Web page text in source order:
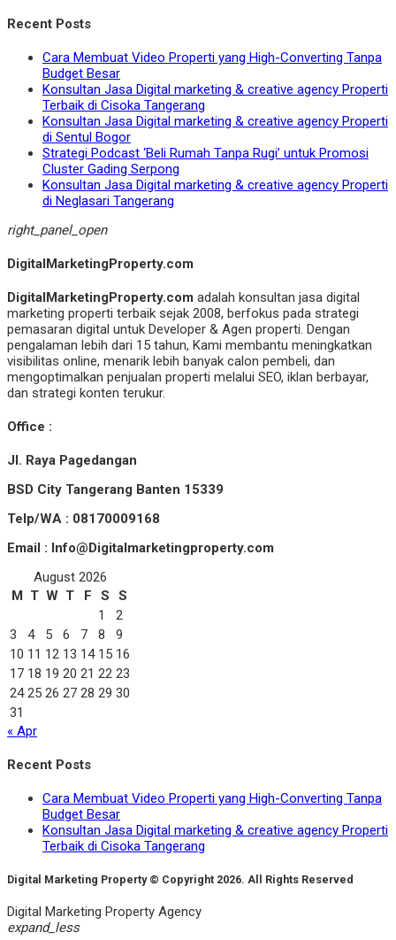
Recent Posts
Cara Membuat Video Properti yang High-Converting Tanpa
Budget Besar
Konsultan Jasa Digital marketing & creative agency Properti
Terbaik di Cisoka Tangerang
Konsultan Jasa Digital marketing & creative agency Properti
di Sentul Bogor
Strategi Podcast ‘Beli Rumah Tanpa Rugi’ untuk Promosi
Cluster Gading Serpong
Konsultan Jasa Digital marketing & creative agency Properti
di Neglasari Tangerang
right_panel_open
DigitalMarketingProperty.com
DigitalMarketingProperty.com adalah konsultan jasa digital
marketing properti terbaik sejak 2008, berfokus pada strategi
pemasaran digital untuk Developer & Agen properti. Dengan
pengalaman lebih dari 15 tahun, Kami membantu meningkatkan
visibilitas online, menarik lebih banyak calon pembeli, dan
mengoptimalkan penjualan properti melalui SEO, iklan berbayar,
dan strategi konten terukur.
Office :
Jl. Raya Pagedangan
BSD City Tangerang Banten 15339
Telp/WA : 08170009168
Email : Info@Digitalmarketingproperty.com
August 2026
M T W T F S
S
1
2
3
4 5 6 7 8
9
10 11 12 13 14 15 16
17 18 19 20 21 22 23
24 25 26 27 28 29 30
31
« Apr
Recent Posts
Cara Membuat Video Properti yang High-Converting Tanpa
Budget Besar
Konsultan Jasa Digital marketing & creative agency Properti
Terbaik di Cisoka Tangerang
Digital Marketing Property © Copyright 2026. All Rights Reserved
Digital Marketing Property Agency
expand_less